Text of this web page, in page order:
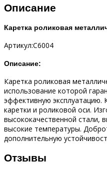
Описание
Каретка роликовая
Артикул:C6004
Описание:
Каретка роликовая
использование которой
эффективную эксплуатацию.
каретки и роликовой оси.
высококачественной стали,
высокие температуры.
дополнительную
Отзывы